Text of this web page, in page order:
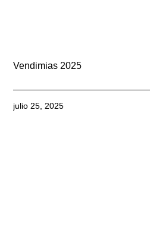
Vendimias 2025
julio 25, 2025